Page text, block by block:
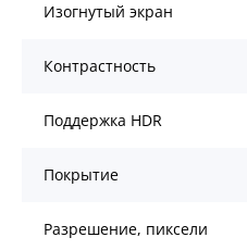
Изогнутый экран
Контрастность
Поддержка HDR
Покрытие
Разрешение, пиксели